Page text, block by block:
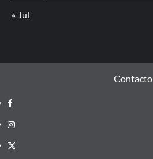
« Jul
Contacto